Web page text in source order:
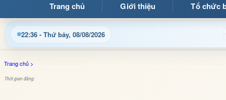
Trang chủ Giới thiệu Tổ chức
22:36 - Thứ bảy, 08/08/2026
Chào mừng quý bạn đọc đến với Trang thông tin điện
Trang chủ >
Thời gian đăng: